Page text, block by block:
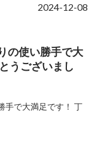
の使い勝手で大
うございまし
手で大満足です！ 丁
P
2024-12-08